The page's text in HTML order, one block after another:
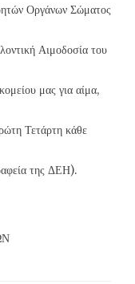
Οργάνων Σώματος
Αιμοδοσία του
μας για αίμα,
Τετάρτη κάθε
της ΔΕΗ).